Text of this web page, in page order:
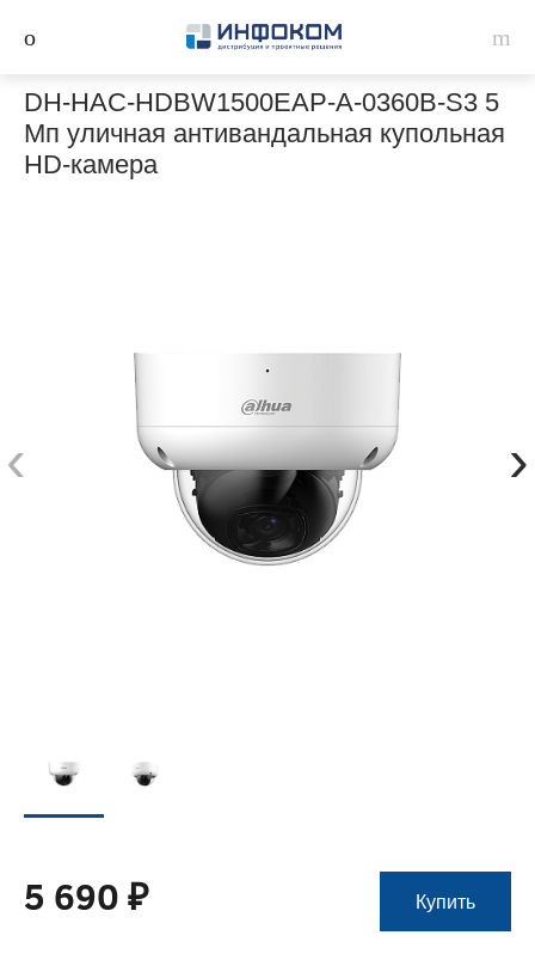
DH-HAC-HDBW1500EAP-A-0360B-S3 5
Мп уличная антивандальная купольная
HD-камера
‹ ›
5 690 ₽ Купить